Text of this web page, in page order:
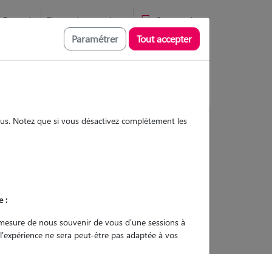
Favoris Devenir pet sitter Connexion
engagement
Paramétrer Tout accepter
Notez que si vous désactivez complètement les
:
de nous souvenir de vous d'une sessions à
ne sera peut-être pas adaptée à vos